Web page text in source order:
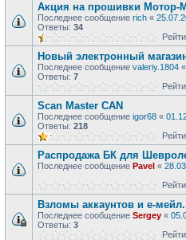
Акция на прошивки Мотор-
Последнее сообщение rich «
Ответы: 34
Новый электронный
Последнее сообщение valeriy.1804 «
Ответы: 7
Scan Master CAN
Последнее сообщение igor68 «
Ответы: 218
Распродажа БК для
Последнее сообщение Pavel «
Взломы аккаунтов и е-мейл.
Последнее сообщение Sergey «
Ответы: 3